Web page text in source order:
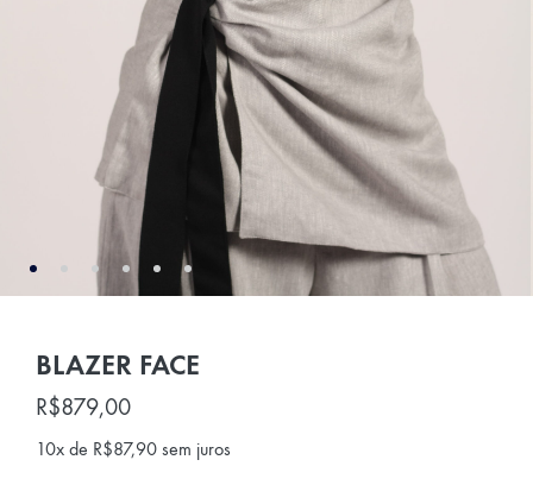
BLAZER FACE
R$879,00
10x de R$87,90 sem juros